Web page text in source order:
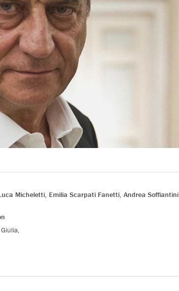
Micheletti, Emilia Scarpati Fanetti,Andrea Soffiantini